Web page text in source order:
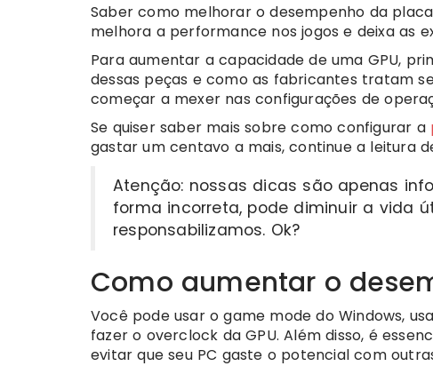
Saber como melhorar o desempenho da
melhora a performance nos jogos e deixa as
Para aumentar a capacidade de uma GPU,
dessas peças e como as fabricantes tratam
começar a mexer nas configurações de
Se quiser saber mais sobre como configurar a
gastar um centavo a mais, continue a leitura
Atenção: nossas dicas são apenas
forma incorreta, pode diminuir a vida
responsabilizamos. Ok?
Como aumentar o
Você pode usar o game mode do Windows,
fazer o overclock da GPU. Além disso, é
evitar que seu PC gaste o potencial com